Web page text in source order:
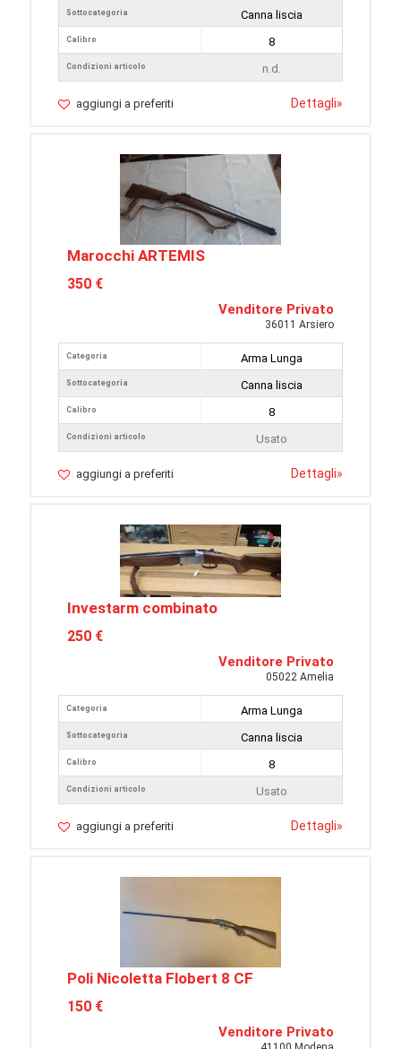
Sottocategoria
Calibro
Condizioni articolo
Canna liscia
8
n.d.
aggiungi a preferiti Dettagli»
Marocchi ARTEMIS
350 €
Venditore Privato
36011 Arsiero
Categoria
Sottocategoria
Calibro
Condizioni articolo
Arma Lunga
Canna liscia
8
Usato
aggiungi a preferiti Dettagli»
Investarm combinato
250 €
Venditore Privato
05022 Amelia
Categoria
Sottocategoria
Calibro
Condizioni articolo
Arma Lunga
Canna liscia
8
Usato
aggiungi a preferiti Dettagli»
Poli Nicoletta Flobert 8 CF
150 €
Venditore Privato